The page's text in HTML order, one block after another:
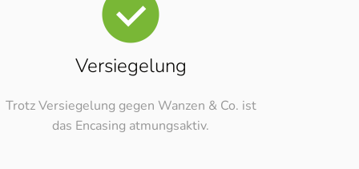
Versiegelung
Trotz Versiegelung gegen Wanzen & Co. ist
das Encasing atmungsaktiv.
Döhren